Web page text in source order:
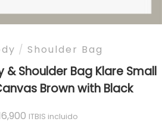
/ Shoulder Bag
Shoulder Bag Klare Small
Brown with Black
ITBIS incluido